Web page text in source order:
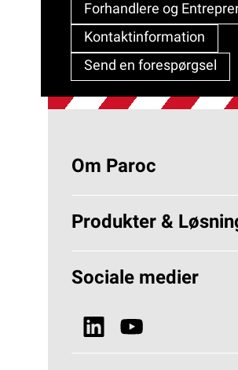
Forhandlere og
Kontaktinformation
Send en forespørgsel
Om Paroc
Om PAROC
Hvorfor Stenuld?
Bæredygtighed
Nyheder & Media
Produkter &
Løsninger
Sociale medier